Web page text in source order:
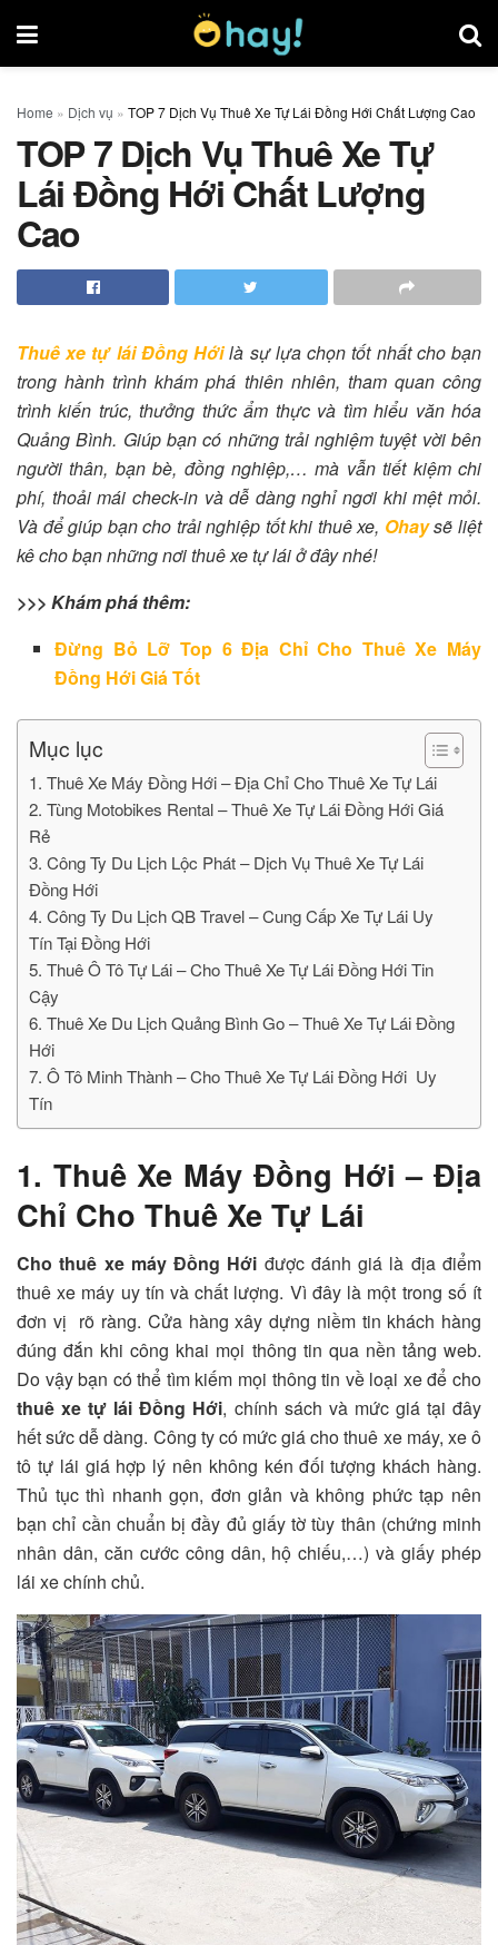
Home » Dịch vụ » TOP 7 Dịch Vụ Thuê Xe Tự Lái Đồng Hới Chất Lượng Cao
TOP 7 Dịch Vụ Thuê Xe Tự
Lái Đồng Hới Chất Lượng
Cao
Thuê xe tự láiĐồng Hớilà sự lựa chọn tốt nhất cho bạn
trong hành trình khám phá thiên nhiên, tham quan công
trình kiến trúc, thưởng thức ẩm thực và tìm hiểu văn hóa
Quảng Bình. Giúp bạn có những trải nghiệm tuyệt vời bên
người thân, bạn bè, đồng nghiệp,… mà vẫn tiết kiệm chi
phí, thoải mái check-in và dễ dàng nghỉ ngơi khi mệt mỏi.
Và để giúp bạn cho trải nghiệp tốt khi thuê xe, Ohaysẽ liệt
kê cho bạn những nơi thuê xe tự lái ở đây nhé!
>>> Khám phá thêm:
Đừng Bỏ Lỡ Top 6 Địa Chỉ Cho Thuê Xe Máy
Đồng Hới Giá Tốt
Mục lục
1. Thuê Xe Máy Đồng Hới – Địa Chỉ Cho Thuê Xe Tự Lái
2. Tùng Motobikes Rental – Thuê Xe Tự Lái Đồng Hới Giá
Rẻ
3. Công Ty Du Lịch Lộc Phát – Dịch Vụ Thuê Xe Tự Lái
Đồng Hới
4. Công Ty Du Lịch QB Travel – Cung Cấp Xe Tự Lái Uy
Tín Tại Đồng Hới
5. Thuê Ô Tô Tự Lái – Cho Thuê Xe Tự Lái Đồng Hới Tin
Cậy
6. Thuê Xe Du Lịch Quảng Bình Go – Thuê Xe Tự Lái Đồng
Hới
7. Ô Tô Minh Thành – Cho Thuê Xe Tự Lái Đồng Hới Uy
Tín
1. Thuê Xe Máy Đồng Hới – Địa
Chỉ Cho Thuê Xe Tự Lái
Cho thuê xe máy Đồng Hới được đánh giá là địa điểm
thuê xe máy uy tín và chất lượng. Vì đây là một trong số ít
đơn vị rõ ràng. Cửa hàng xây dựng niềm tin khách hàng
đúng đắn khi công khai mọi thông tin qua nền tảng web.
Do vậy bạn có thể tìm kiếm mọi thông tin về loại xe để cho
thuê xe tự lái Đồng Hới, chính sách và mức giá tại đây
hết sức dễ dàng. Công ty có mức giá cho thuê xe máy, xe ô
tô tự lái giá hợp lý nên không kén đối tượng khách hàng.
Thủ tục thì nhanh gọn, đơn giản và không phức tạp nên
bạn chỉ cần chuẩn bị đầy đủ giấy tờ tùy thân (chứng minh
nhân dân, căn cước công dân, hộ chiếu,…) và giấy phép
lái xe chính chủ.